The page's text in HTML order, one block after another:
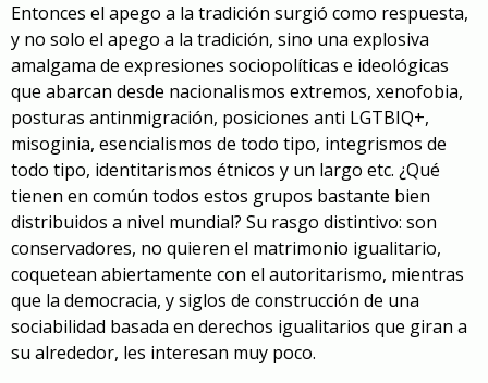
Entonces el apego a la tradición surgió como respuesta,
y no solo el apego a la tradición, sino una explosiva
amalgama de expresiones sociopolíticas e ideológicas
que abarcan desde nacionalismos extremos, xenofobia,
posturas antinmigración, posiciones anti LGTBIQ+,
misoginia, esencialismos de todo tipo, integrismos de
todo tipo, identitarismos étnicos y un largo etc. ¿Qué
tienen en común todos estos grupos bastante bien
distribuidos a nivel mundial? Su rasgo distintivo: son
conservadores, no quieren el matrimonio igualitario,
coquetean abiertamente con el autoritarismo, mientras
que la democracia, y siglos de construcción de una
sociabilidad basada en derechos igualitarios que giran a
su alrededor, les interesan muy poco.